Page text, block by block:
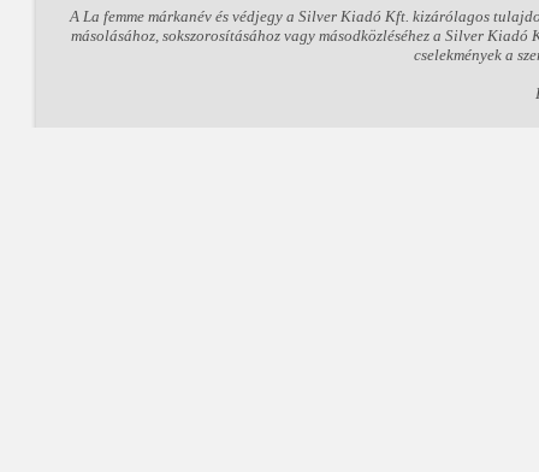
A La femme márkanév és védjegy a Silver Kiadó Kft. kizárólagos
másolásához, sokszorosításához vagy másodközléséhez a Silver
cselekmények a